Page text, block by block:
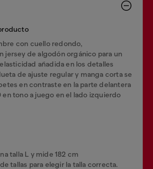
con cuello redondo,
jersey de algodón orgánico para un
añadida en los detalles
de ajuste regular y manga corta se
en contraste en la parte delantera
en tono a juego en el lado izquierdo
talla L y mide 182 cm
tallas para elegir la talla correcta.